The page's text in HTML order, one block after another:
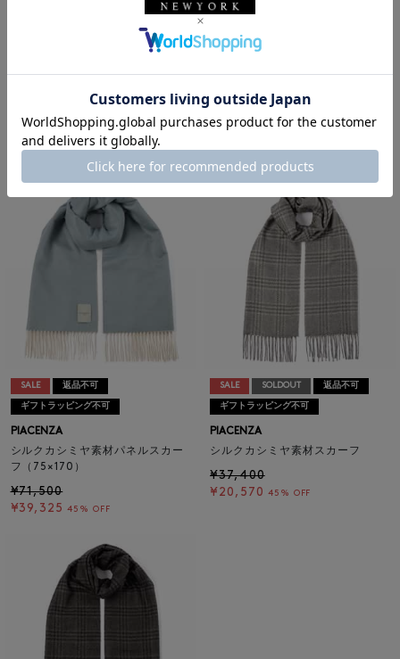
PIACENZA
シルクカシミヤ素材パネルスカー
¥71,500
¥39,325
ギフトラッピング不可
PIACENZA
シルクカシミヤ素材パネルスカー
¥39,325
SALE 返品不可
ギフトラッピング不可
PIACENZA
シルクカシミヤ素材パネルスカー
フ（75×170）
¥71,500
¥39,325 45% OFF
SALE SOLDOUT 返品不可
ギフトラッピング不可
PIACENZA
シルクカシミヤ素材スカーフ
¥37,400
¥20,570 45% OFF